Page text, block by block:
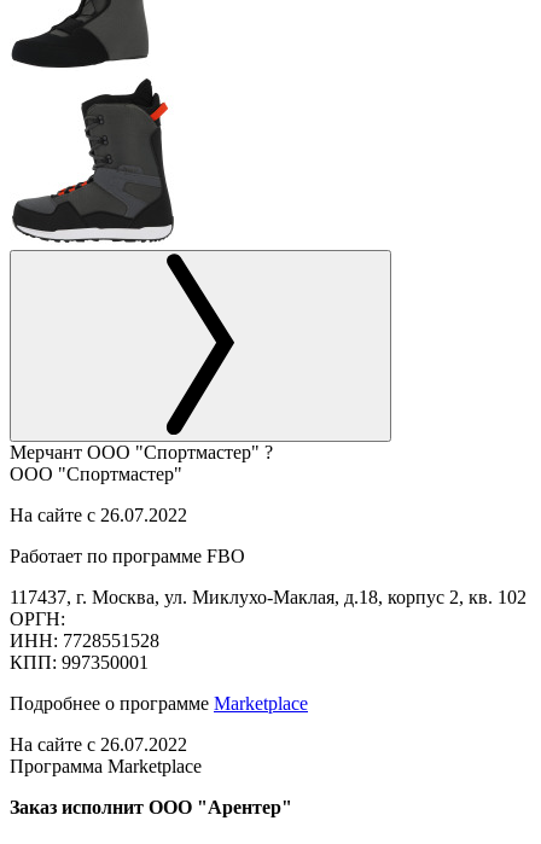
Мерчант ООО "Спортмастер" ?
ООО "Спортмастер"
На сайте с 26.07.2022
Работает по программе FBO
117437, г. Москва, ул. Миклухо-Маклая, д.18, корпус 2, кв. 102
ОРГН:
ИНН: 7728551528
КПП: 997350001
Подробнее о программе Marketplace
На сайте с 26.07.2022
Программа Marketplace
Заказ исполнит ООО "Арентер"